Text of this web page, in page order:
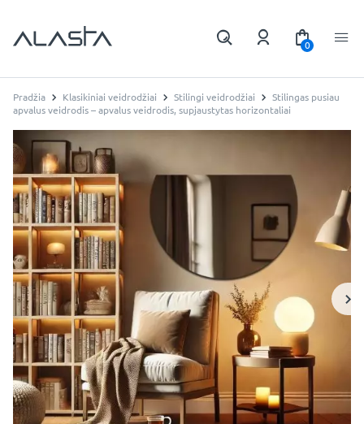
0
Pradžia Klasikiniai veidrodžiai Stilingi veidrodžiai
Stilingas pusiau
apvalus veidrodis – apvalus veidrodis, supjaustytas horizontaliai